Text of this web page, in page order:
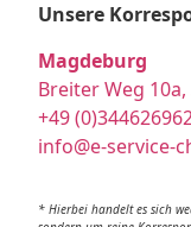
Unsere
Magdeburg
Breiter Weg
+49
info@e-service-
* Hierbei handelt es sich